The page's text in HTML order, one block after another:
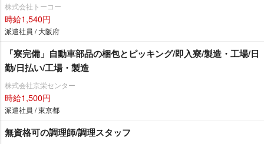
株式会社トーコー
時給1,540円
派遣社員 / 大阪府
「寮完備」自動車部品の梱包とピッキング/即入寮/製造・工場/日
勤/日払い/工場・製造
株式会社京栄センター
時給1,500円
派遣社員 / 東京都
無資格可の調理師/調理スタッフ